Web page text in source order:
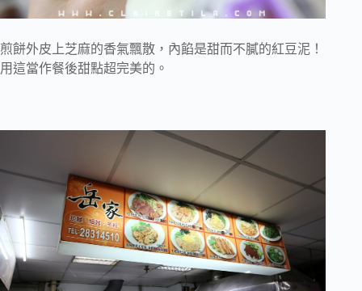
煎餅外皮上芝麻的香氣飄散，內餡是甜而不膩的紅豆泥！
用這當作餐後甜點超完美的。